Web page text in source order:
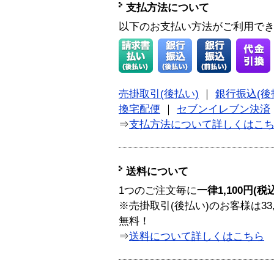
支払方法について
以下のお支払い方法がご利用で
売掛取引(後払い)
銀行振込(後
換宅配便
セブンイレブン決済
⇒支払方法について詳しくはこ
送料について
1つのご注文毎に一律1,100円(税
※売掛取引(後払い)のお客様は
無料！
⇒送料について詳しくはこちら